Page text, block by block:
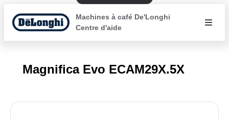
Machines à café De'Longhi
Centre d'aide
Magnifica Evo ECAM29X.5X